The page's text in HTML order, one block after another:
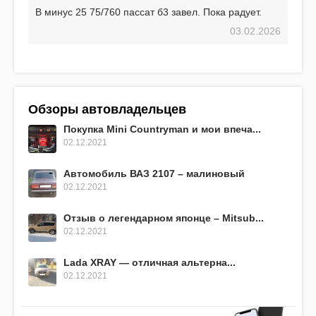
В минус 25 75/760 пассат б3 завел. Пока радует.
03.02.2026
Обзоры автовладельцев
Покупка Mini Countryman и мои впеча...
02.12.2021
Автомобиль ВАЗ 2107 – малиновый
02.12.2021
Отзыв о легендарном японце – Mitsub...
02.12.2021
Lada XRAY — отличная альтерна...
02.12.2021